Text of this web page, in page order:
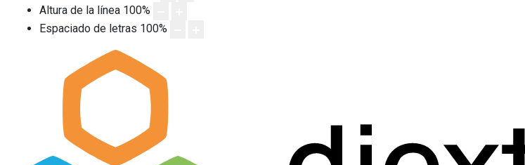
Altura de la línea 100%
Espaciado de letras 100%